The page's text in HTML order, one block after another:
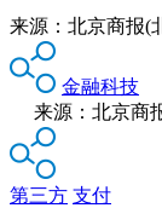
来源： 北京商报(
金融科技
来源：北京商
第三方 支付